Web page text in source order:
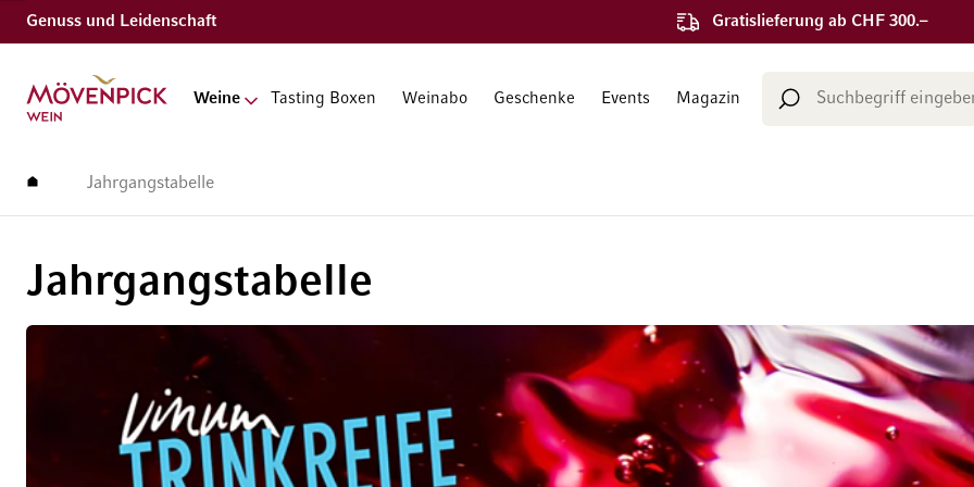
Genuss und Leidenschaft Gratislieferung ab CHF 300.–
Zur Startseite
Weine Tasting Boxen Weinabo Geschenke Events Magazin
Suche
StartseiteJahrgangstabelle
Jahrgangstabelle